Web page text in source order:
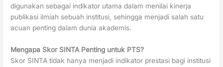
digunakan sebagai indikator utama dalam menilai kinerja
publikasi ilmiah sebuah institusi, sehingga menjadi salah satu
acuan penting dalam dunia akademis.
Mengapa Skor SINTA Penting untuk PTS?
Skor SINTA tidak hanya menjadi indikator prestasi bagi institusi